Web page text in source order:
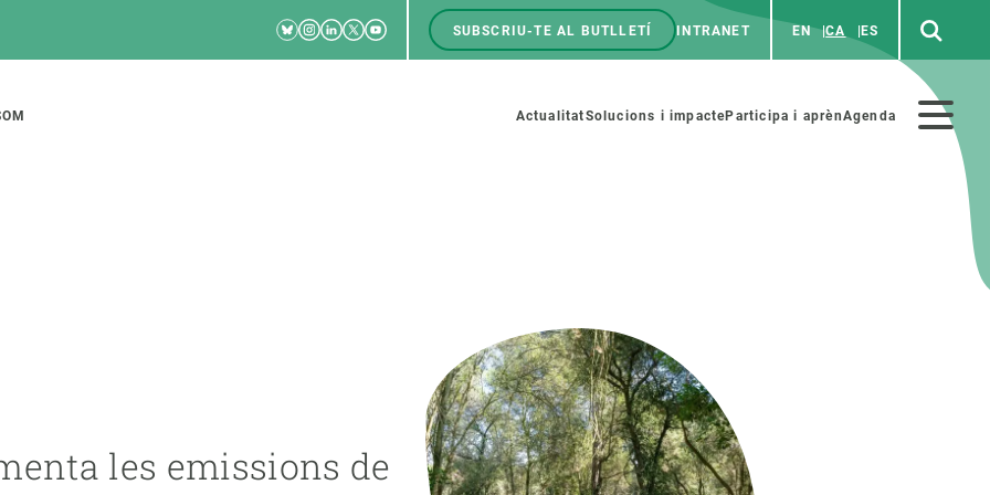
RRSS
Bluesky
Instagram
Linkedin
TwitterYoutube
Menú
SUBSCRIU-TE AL BUTLLETÍ INTRANET EN CA ES
Menú
ActualitatSolucions i impacteParticipa i aprènAgenda
les emissions de
ecosistemes Política i gestió
Oportunitats acadèmiques
Demana la teva MSCA-PF
Demana la teva beca ERC
PARTICIPA
Ciència i art
Fes ciència amb nosaltres
Materials educatius
COL·LABORA
Agenda
Esdeveniments anteriors
Actualitat
Notícies